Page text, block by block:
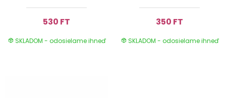
530 FT
SKLADOM - odosielame ihneď
350 FT
SKLADOM - odosielame ihneď